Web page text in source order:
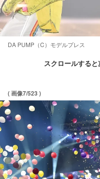
DA PUMP（C）モデルプレス
スクロールする
( 画像7/523 )